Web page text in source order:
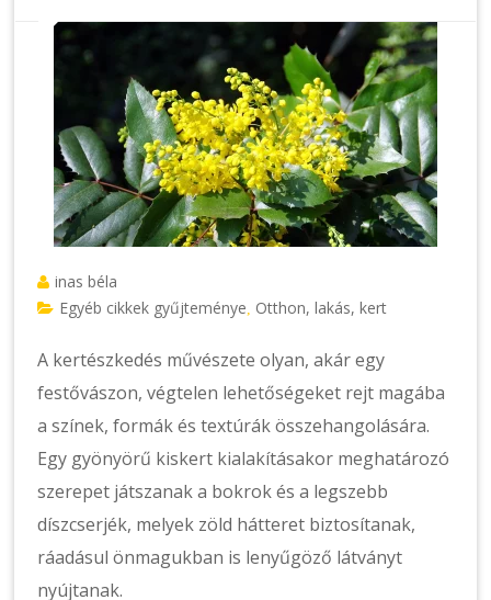
inas béla
Egyéb cikkek gyűjteménye Otthon, lakás, kert
A kertészkedés művészete olyan, akár egy
festővászon, végtelen lehetőségeket rejt magába
a színek, formák és textúrák összehangolására.
Egy gyönyörű kiskert kialakításakor meghatározó
szerepet játszanak a bokrok és a legszebb
díszcserjék, melyek zöld hátteret biztosítanak,
ráadásul önmagukban is lenyűgöző látványt
nyújtanak.